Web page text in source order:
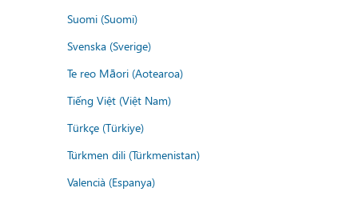
Suomi (Suomi)
Svenska (Sverige)
Te reo Māori (Aotearoa)
Tiếng Việt (Việt Nam)
Türkçe (Türkiye)
Türkmen dili (Türkmenistan)
Valencià (Espanya)